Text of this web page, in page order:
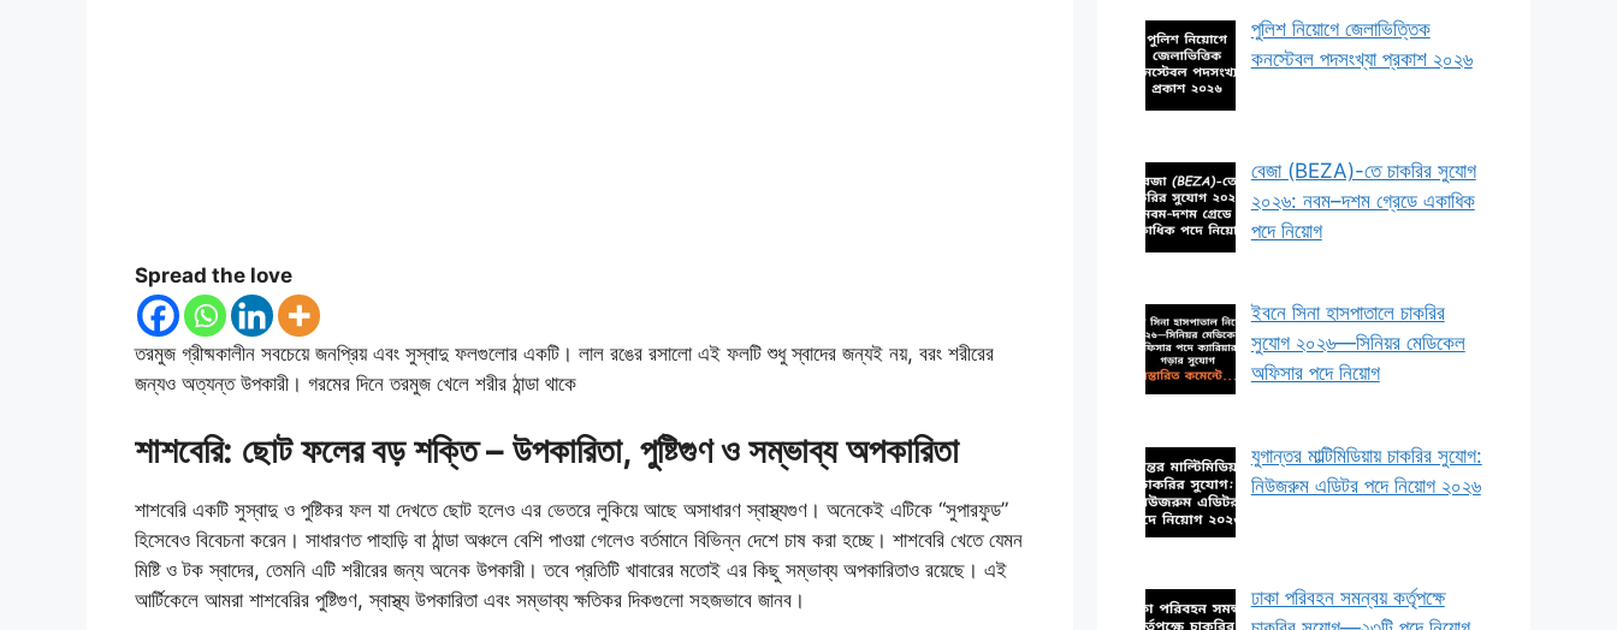
Spread the love
তরমুজ গ্রীষ্মকালীন সবচেয়ে জনপ্রিয় এবং সুস্বাদু ফলগুলোর একটি। লাল রঙের রসালো এই ফলটি শুধু স্বাদের জন্যই নয়, বরং শরীরের
জন্যও অত্যন্ত উপকারী। গরমের দিনে তরমুজ খেলে শরীর ঠান্ডা থাকে
শাশবেরি: ছোট ফলের বড় শক্তি – উপকারিতা, পুষ্টিগুণ ও সম্ভাব্য অপকারিতা
শাশবেরি একটি সুস্বাদু ও পুষ্টিকর ফল যা দেখতে ছোট হলেও এর ভেতরে লুকিয়ে আছে অসাধারণ স্বাস্থ্যগুণ। অনেকেই এটিকে “সুপারফুড”
হিসেবেও বিবেচনা করেন। সাধারণত পাহাড়ি বা ঠান্ডা অঞ্চলে বেশি পাওয়া গেলেও বর্তমানে বিভিন্ন দেশে চাষ করা হচ্ছে। শাশবেরি খেতে যেমন
মিষ্টি ও টক স্বাদের, তেমনি এটি শরীরের জন্য অনেক উপকারী। তবে প্রতিটি খাবারের মতোই এর কিছু সম্ভাব্য অপকারিতাও রয়েছে। এই
আর্টিকেলে আমরা শাশবেরির পুষ্টিগুণ, স্বাস্থ্য উপকারিতা এবং সম্ভাব্য ক্ষতিকর দিকগুলো সহজভাবে জানব।
পুলিশ নিয়োগে জেলাভিত্তিক
কনস্টেবল পদসংখ্যা প্রকাশ ২০২৬
বেজা (BEZA)-তে চাকরির সুযোগ
২০২৬: নবম–দশম গ্রেডে একাধিক
পদে নিয়োগ
ইবনে সিনা হাসপাতালে চাকরির
সুযোগ ২০২৬—সিনিয়র মেডিকেল
অফিসার পদে নিয়োগ
যুগান্তর মাল্টিমিডিয়ায় চাকরির সুযোগ:
নিউজরুম এডিটর পদে নিয়োগ ২০২৬
ঢাকা পরিবহন সমন্বয় কর্তৃপক্ষে